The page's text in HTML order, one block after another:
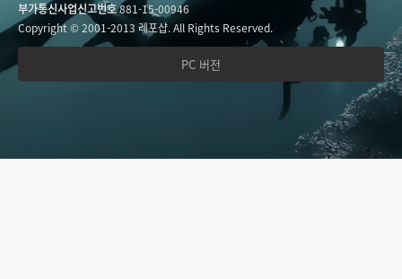
부가통신사업신고번호881-15-00946
Copyright © 2001-2013 레포샵. All Rights Reserved.
PC 버전